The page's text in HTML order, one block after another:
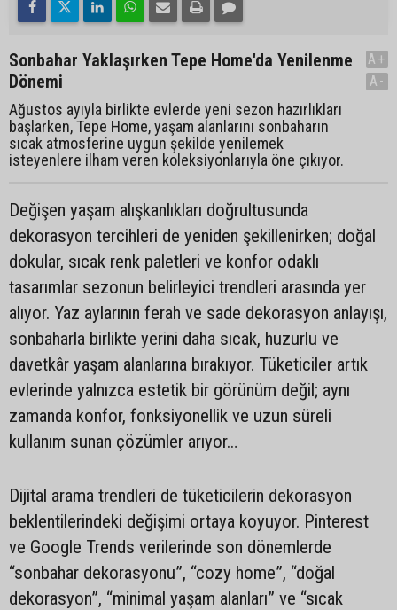
Sonbahar Yaklaşırken Tepe Home'da Yenilenme
Dönemi
Ağustos ayıyla birlikte evlerde yeni sezon hazırlıkları
başlarken, Tepe Home, yaşam alanlarını sonbaharın
sıcak atmosferine uygun şekilde yenilemek
isteyenlere ilham veren koleksiyonlarıyla öne çıkıyor.
A+
A-
Değişen yaşam alışkanlıkları doğrultusunda
dekorasyon tercihleri de yeniden şekillenirken; doğal
dokular, sıcak renk paletleri ve konfor odaklı
tasarımlar sezonun belirleyici trendleri arasında yer
alıyor. Yaz aylarının ferah ve sade dekorasyon anlayışı,
sonbaharla birlikte yerini daha sıcak, huzurlu ve
davetkâr yaşam alanlarına bırakıyor. Tüketiciler artık
evlerinde yalnızca estetik bir görünüm değil; aynı
zamanda konfor, fonksiyonellik ve uzun süreli
kullanım sunan çözümler arıyor…
Dijital arama trendleri de tüketicilerin dekorasyon
beklentilerindeki değişimi ortaya koyuyor. Pinterest
ve Google Trends verilerinde son dönemlerde
“sonbahar dekorasyonu”, “cozy home”, “doğal
dekorasyon”, “minimal yaşam alanları” ve “sıcak